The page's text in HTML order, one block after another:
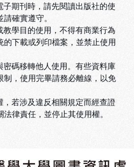
期刊時，請先閱讀出版社的使
確實遵守。
教學目的使用，不得有商業行為
的下載或列印檔案，並禁止使用
密碼移轉他人使用。有些資料庫
制，使用完畢請務必離線，以免
，若涉及違反相關規定而經查證
法律責任，並停止其使用權。